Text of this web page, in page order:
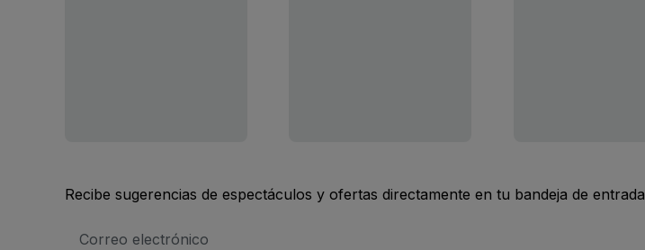
Recibe sugerencias de espectáculos y ofertas directamente en tu bandeja de entrada
de